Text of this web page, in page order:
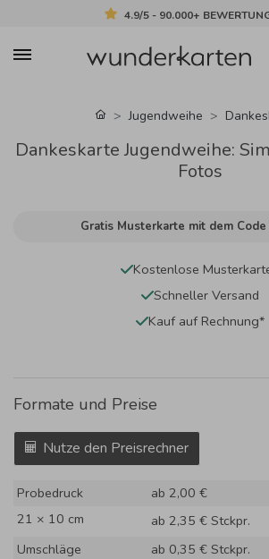
4.9/5 - 90.000+
Jugendweihe
Dankeskarte Jugendweihe:
Fotos
Gratis Musterkarte mit dem Code
Kostenlose
Schneller Versand
Kauf auf Rechnung*
Formate und Preise
Nutze den Preisrechner
Probedruck
ab 2,00 €
21 × 10 cm
ab 2,35 € Stckpr.
Umschläge
ab 0,35 € Stckpr.